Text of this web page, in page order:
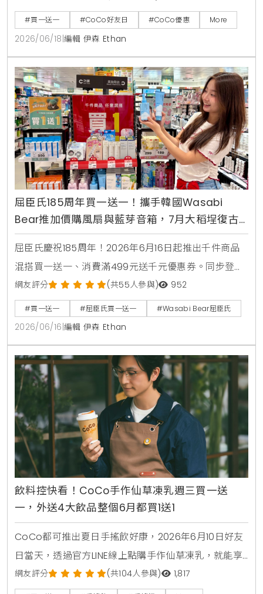
咖啡、雪沙椰椰冬瓜3款指定特調冰沙限時特價49元。
#買一送一 #CoCo好友日 #CoCo優惠 More
2026/06/18 編輯 伊森 Ethan
屈臣氏185周年買一送一！攜手韓國Wasabi
Bear推加價購風扇與藍芽音箱，7月大稻埕復古
快閃店盛大開幕
屈臣氏慶祝185周年！2026年6月16日起推出千件商品
混搭買一送一、消費滿499元送千元優惠券。同步登場
的還有韓國Wasabi Bear第二彈聯名加價購，包含小提
袋、製冷風扇與藍芽音箱，消費滿1850元再送獨家185
周年紀念熊。7月9日更將於台北大稻埕開設復古主題快
閃店，重現經典時代場景。
網友評分 (共55人參與) 952
#買一送一 #屈臣氏買一送一 #Wasabi Bear屈臣氏
2026/06/16 編輯 伊森 Ethan
飲料控快看！CoCo手作仙草凍乳週三買一送
一，外送4大飲品整個6月都買1送1
CoCo都可推出夏日手搖飲好康，2026年6月10日好友
日當天，透過官方LINE線上點購手作仙草凍乳，就能享
有第2杯0元買1送1優惠。另外整個6月份，foodpanda
網友評分 (共104人參與) 1,817